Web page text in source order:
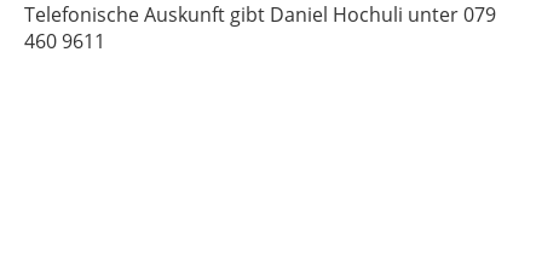
Telefonische Auskunft gibt Daniel Hochuli unter 079
460 9611